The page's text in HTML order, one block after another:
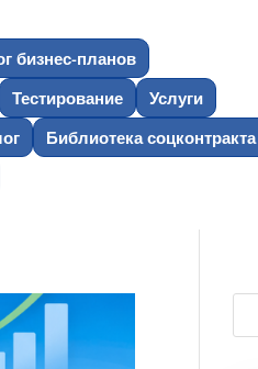
бизнес-планов
Тестирование
Услуги
Библиотека соцконтракта